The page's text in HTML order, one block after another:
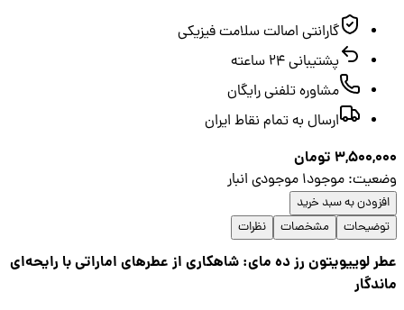
گارانتی اصالت سلامت فیزیکی
پشتیبانی ۲۴ ساعته
مشاوره تلفنی رایگان
ارسال به تمام نقاط ایران
تومان
:موجود1موجودی انبار
به سبد خرید
مشخصات نظرات
لوییویتون رز ده مای: شاهکاری از عطرهای اماراتی با رایحه‌ای